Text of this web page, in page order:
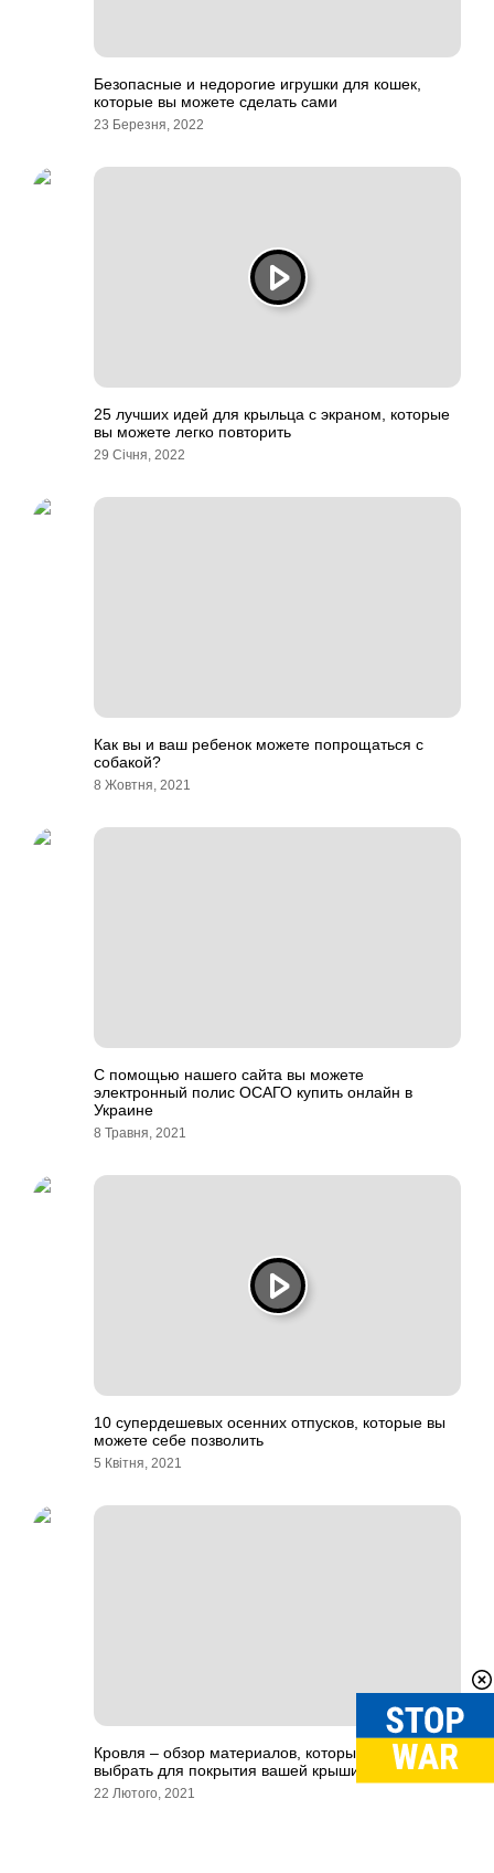
Безопасные и недорогие игрушки для кошек,
которые вы можете сделать сами
23 Березня, 2022
25 лучших идей для крыльца с экраном, которые
вы можете легко повторить
29 Січня, 2022
Как вы и ваш ребенок можете попрощаться с
собакой?
8 Жовтня, 2021
С помощью нашего сайта вы можете
электронный полис ОСАГО купить онлайн в
Украине
8 Травня, 2021
10 супердешевых осенних отпусков, которые вы
можете себе позволить
5 Квітня, 2021
Кровля – обзор материалов, которые вы можете
выбрать для покрытия вашей крыши
22 Лютого, 2021